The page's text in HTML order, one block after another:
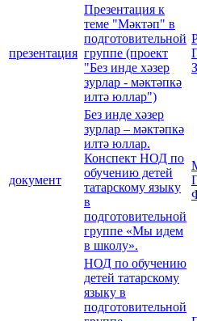
презентация
Презентация к
теме "Мәктәп" в
подготовительной
группе (проект
"Без инде хәзер
зурлар - мәктәпкә
илтә юллар")
документ
Без инде хәзер
зурлар – мәктәпкә
илтә юллар.
Конспект НОД по
обучению детей
татарскому языку
в
подготовительной
группе «Мы идем
в школу».
НОД по обучению
детей татарскому
языку в
подготовительной